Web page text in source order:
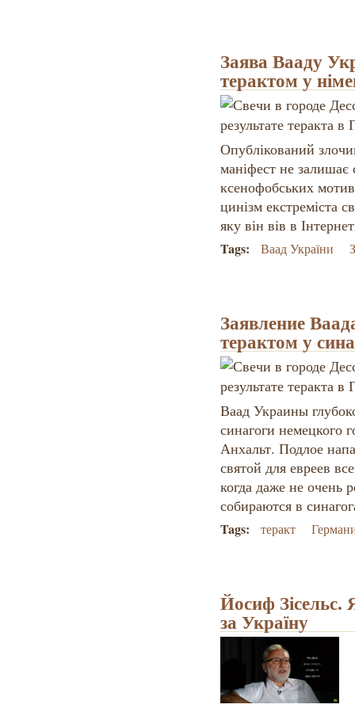
Заява Вааду
терактом у
Опублікований
маніфест не залишає
ксенофобських
цинізм екстреміста
яку він вів в
Tags: Ваад України
Заявление
терактом у
Ваад Украины
синагоги немецкого
Анхальт. Подлое
святой для евреев
когда даже не очень
собираются в
Tags: теракт
Йосиф Зісельс.
за Україну